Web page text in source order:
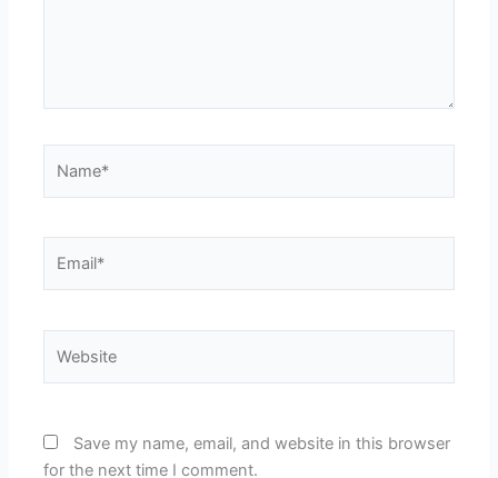
Save my name, email, and website in this browser
for the next time I comment.